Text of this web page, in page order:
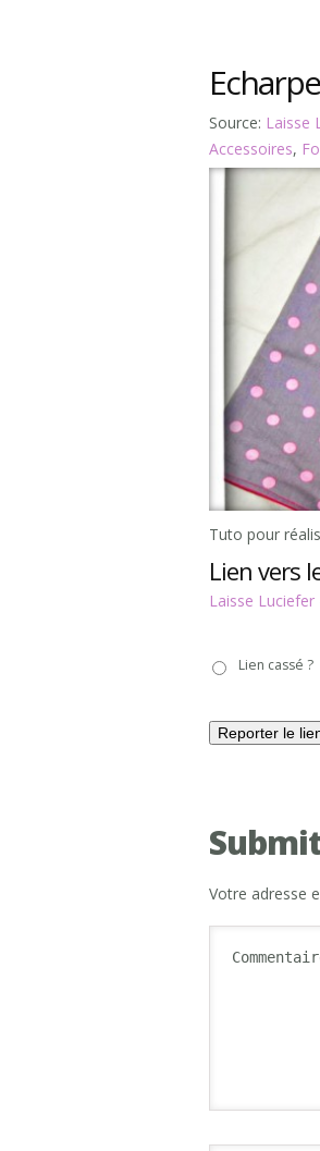
Echarpe
Source: Laisse
Accessoires,
Tuto pour
Lien vers
Laisse
casséLien cassé ?
Votre adresse